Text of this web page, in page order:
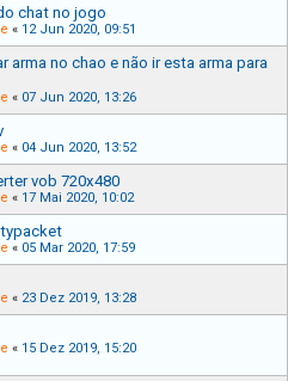
chat no jogo
« 12 Jun 2020, 09:51
arma no chao e não ir esta arma para
« 07 Jun 2020, 13:26
« 04 Jun 2020, 13:52
vob 720x480
« 17 Mai 2020, 10:02
« 05 Mar 2020, 17:59
« 23 Dez 2019, 13:28
« 15 Dez 2019, 15:20